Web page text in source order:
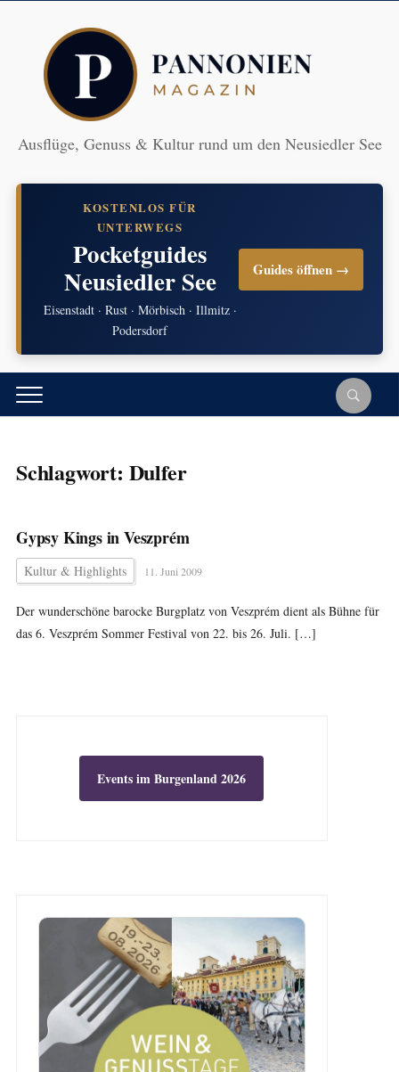
Ausflüge, Genuss & Kultur rund um den Neusiedler See
KOSTENLOS FÜR
UNTERWEGS
Pocketguides
Neusiedler See
Eisenstadt · Rust · Mörbisch · Illmitz ·
Podersdorf
Guides öffnen →
Schlagwort: Dulfer
Gypsy Kings in Veszprém
Kultur & Highlights 11. Juni 2009
Der wunderschöne barocke Burgplatz von Veszprém dient als Bühne für
das 6. Veszprém Sommer Festival von 22. bis 26. Juli. […]
Events im Burgenland 2026